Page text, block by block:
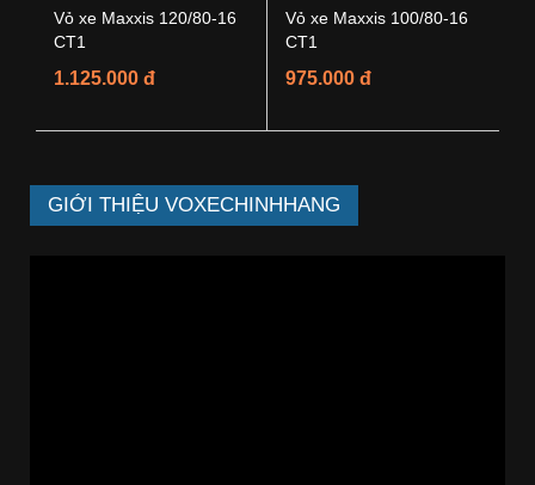
Vỏ xe Maxxis 120/80-16
CT1
1.125.000 đ
Vỏ xe Maxxis 100/80-16
CT1
975.000 đ
GIỚI THIỆU VOXECHINHHANG